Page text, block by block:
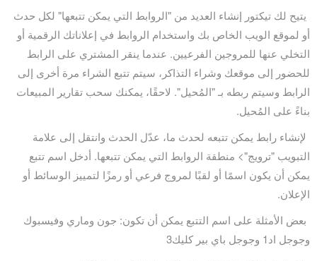
يتيح لك تيكتور إنشاء العديد من "الروابط التي يمكن تتبعها" لكل حدث
أو لموقع الويب الخاص بك واستخدام الروابط في إعلاناتك الرقمية أو
التخلي عنها للمروجين الفرعيين. عندما ينقر المشتري على الرابط
للحضور إلى موقعك وشراء التذاكر، سيتم تتبع الشراء مرة أخرى إلى
الرابط وسيتم ربطه بـ "المُحيل". لاحقًا، يمكنك سحب تقارير المبيعات
بناءً على المُحيل.
لإنشاء رابط يمكن تتبعه لحدث ما، عدّل الحدث وانتقل إلى علامة
التبويب "ترويج"> منطقة الروابط التي يمكن تتبعها. أدخل اسم تتبع
يمكن أن يكون اسمًا أو لقبًا لمروج فرعي أو رمزًا لتمييز الوسائط أو
الإعلان.
بعض الأمثلة على اسم التتبع يمكن أن تكون: جون وماري وفيسبوك
وجوجل اد1 وجوجل باي بير كليك3